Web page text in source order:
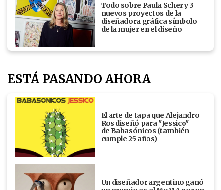
Todo sobre Paula Scher y 3
nuevos proyectos de la
diseñadora gráfica símbolo
de la mujer en el diseño
ESTÁ PASANDO AHORA
El arte de tapa que Alejandro
Ros diseñó para "Jessico"
de Babasónicos (también
cumple 25 años)
Un diseñador argentino ganó